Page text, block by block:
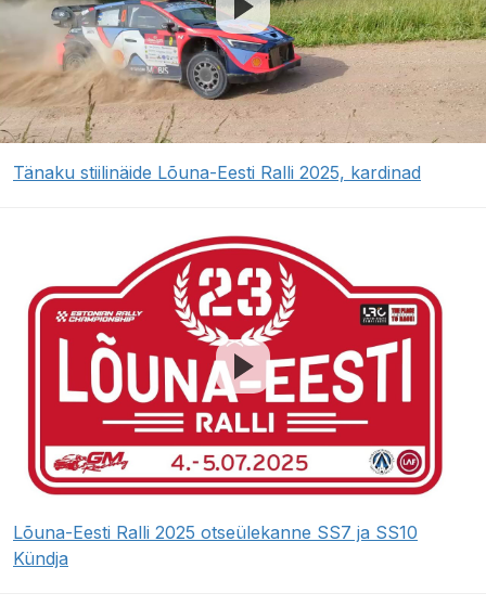
Tänaku stiilinäide Lõuna-Eesti Ralli 2025, kardinad
Lõuna-Eesti Ralli 2025 otseülekanne SS7 ja SS10
Kündja